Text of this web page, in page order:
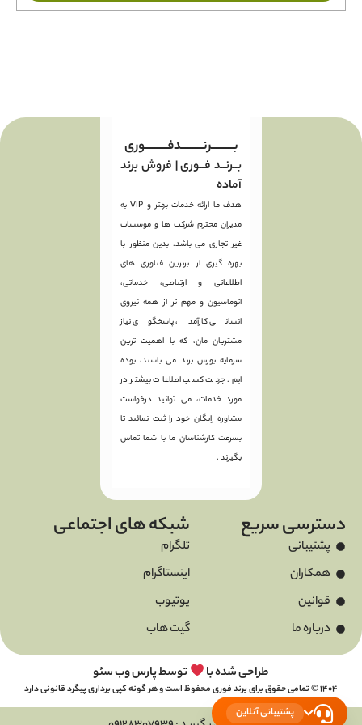
بـــــــــرنـــــــــدفـــــــــوری
بــرنــد فــوری | فروش برند
آماده
هدف ما ارائه خدمات بهتر و VIP به
مدیران محترم شرکت ها و موسسات
غیر تجاری می باشد. بدین منظور با
بهره گیری از برترین فناوری های
اطلاعاتی و ارتباطی، خدماتی،
اتوماسیون و مهم تر از همه نیروی
انسانی کارآمد، پاسخگوی نیاز
مشتریان مان، که با اهمیت ترین
سرمایه بورس برند می باشند، بوده
ایم. جهت کسب اطلاعات بیشتر در
مورد خدمات، می توانید درخواست
مشاوره رایگان خود را ثبت نمائید تا
بسرعت کارشناسان ما با شما تماس
بگیرند .
دسترسی سریع
پشتیبانی
همکاران
قوانین
درباره ما
شبکه های اجتماعی
تلگرام
اینستاگرام
یوتیوب
گیت هاب
1404 © تمامی حقوق برای برند فوری محفوظ است و هر گونه کپی برداری پیگرد قانونی دارد
طراحی شده با توسط پارس وب سئو
پشتیبانی آنلاین